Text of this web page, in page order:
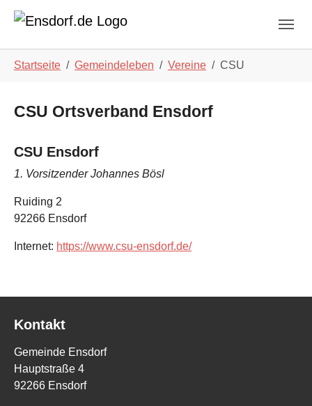
Startseite Gemeindeleben Vereine CSU
CSU Ortsverband Ensdorf
CSU Ensdorf
1. Vorsitzender Johannes Bösl
Ruiding 2
92266 Ensdorf
Internet: https://www.csu-ensdorf.de/
Kontakt
Gemeinde Ensdorf
Hauptstraße 4
92266 Ensdorf